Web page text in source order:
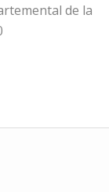
de la